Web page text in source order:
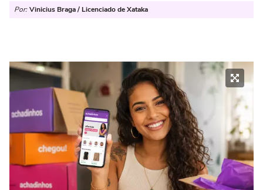
Por: Vinicius Braga / Licenciado de Xataka